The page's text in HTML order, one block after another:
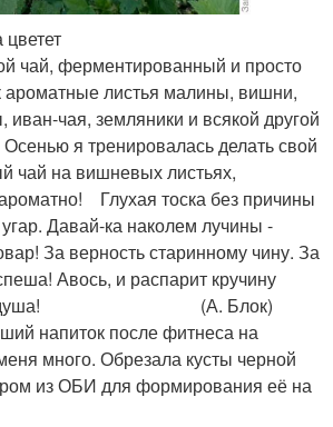
чай, ферментированный и просто
листья малины, вишни,
чая, земляники и всякой другой
я тренировалась делать свой
чай на вишневых листьях,
Глухая тоска без причины
Давай-ка наколем лучины -
За верность старинному чину. За
Авось, и распарит кручину
чаю душа! (А. Блок)
напиток после фитнеса на
много. Обрезала кусты черной
из ОБИ для формирования её на